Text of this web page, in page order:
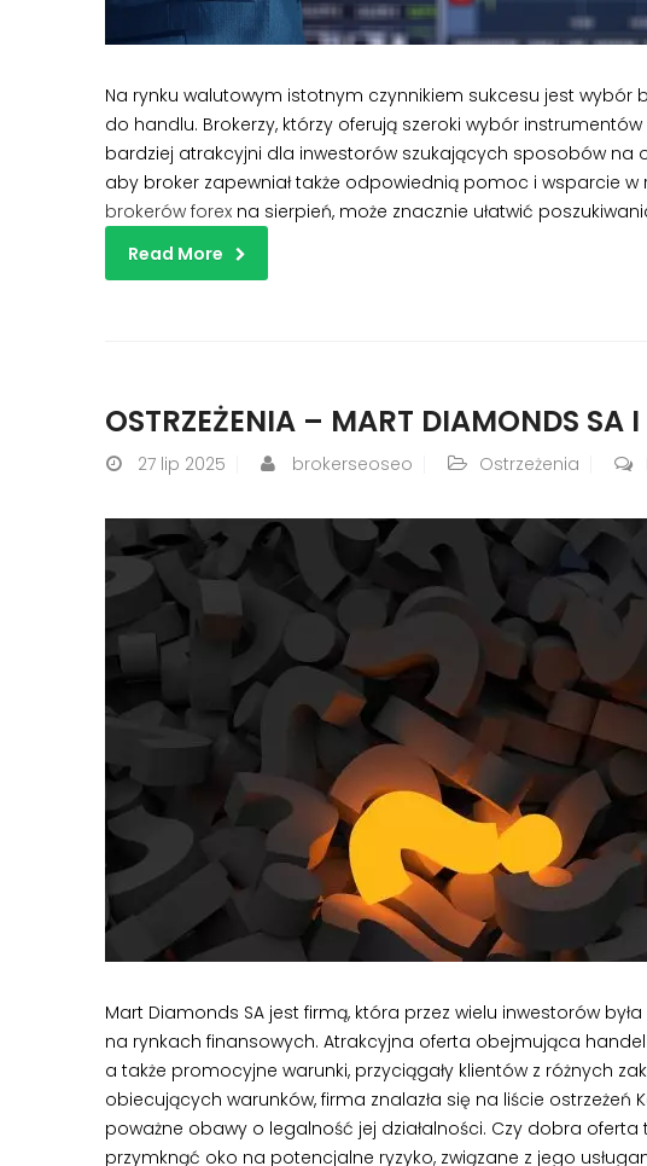
Na rynku walutowym istotnym czynnikiem sukcesu jest wybór
do handlu. Brokerzy, którzy oferują szeroki wybór
bardziej atrakcyjni dla inwestorów szukających sposobów na
aby broker zapewniał także odpowiednią pomoc i wsparcie w
brokerów forex na sierpień, może znacznie ułatwić
Read More
OSTRZEŻENIA – MART DIAMONDS SA
27 lip 2025 brokerseoseo Ostrzeżenia
Mart Diamonds SA jest firmą, która przez wielu inwestorów
na rynkach finansowych. Atrakcyjna oferta obejmująca
a także promocyjne warunki, przyciągały klientów z różnych
obiecujących warunków, firma znalazła się na liście ostrzeżeń
poważne obawy o legalność jej działalności. Czy dobra
przymknąć oko na potencjalne ryzyko, związane z jego